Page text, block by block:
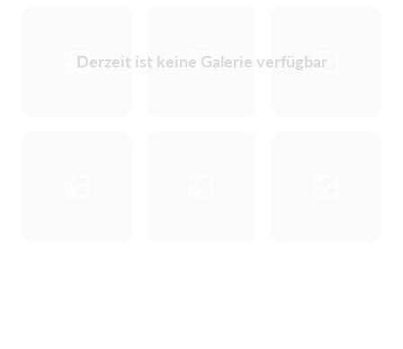
Derzeit ist keine Galerie verfügbar